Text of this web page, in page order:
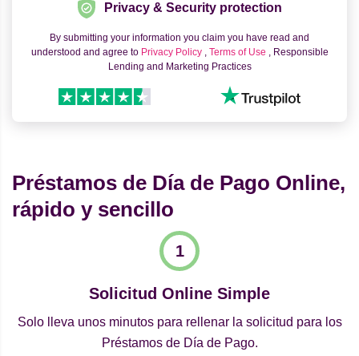
Privacy & Security protection
By submitting your information you claim you have read and
understood and agree to Privacy Policy , Terms of Use , Responsible
Lending and Marketing Practices
Préstamos de Día de Pago Online,
rápido y sencillo
Solicitud Online Simple
Solo lleva unos minutos para rellenar la solicitud para los
Préstamos de Día de Pago.